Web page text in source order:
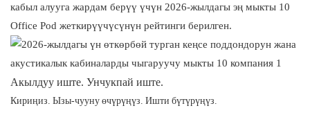
кабыл алууга жардам берүү үчүн 2026-жылдагы эң мыкты 10
Office Pod жеткирүүчүсүнүн рейтинги берилген.
Акылдуу иште. Унчукпай иште.
Кириңиз. Ызы-чууну өчүрүңүз. Ишти бүтүрүңүз.